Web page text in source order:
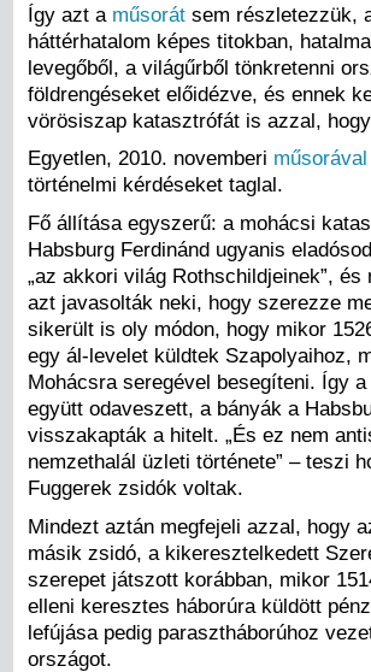
Így azt a műsorát sem részletezzük,
háttérhatalom képes titokban,
levegőből, a világűrből tönkretenni
földrengéseket előidézve, és ennek
vörösiszap katasztrófát is azzal,
Egyetlen, 2010. novemberi műsorával
történelmi kérdéseket taglal.
Fő állítása egyszerű: a mohácsi
Habsburg Ferdinánd ugyanis
„az akkori világ Rothschildjeinek”,
azt javasolták neki, hogy szerezze
sikerült is oly módon, hogy mikor
egy ál-levelet küldtek Szapolyaihoz,
Mohácsra seregével besegíteni. Így
együtt odaveszett, a bányák a
visszakapták a hitelt. „És ez nem
nemzethalál üzleti története” – teszi
Fuggerek zsidók voltak.
Mindezt aztán megfejeli azzal, hogy
másik zsidó, a kikeresztelkedett
szerepet játszott korábban, mikor
elleni keresztes háborúra küldött
lefújása pedig parasztháborúhoz
országot.